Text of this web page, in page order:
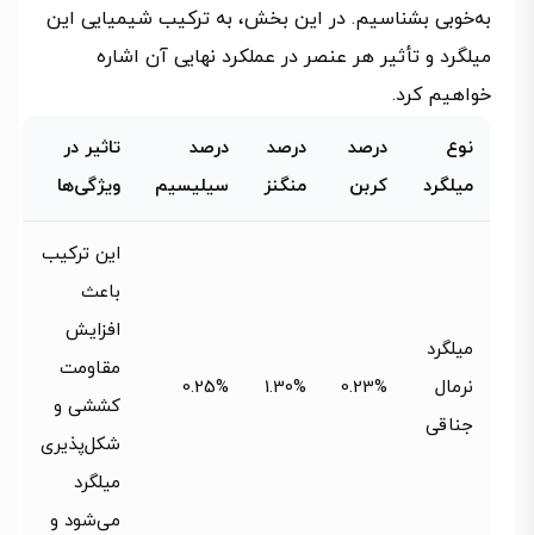
به‌خوبی بشناسیم. در این بخش، به ترکیب شیمیایی این
میلگرد و تأثیر هر عنصر در عملکرد نهایی آن اشاره
خواهیم کرد.
نوع
میلگرد
درصد
کربن
درصد
منگنز
درصد
سیلیسیم
تاثیر در
ویژگی‌ها
میلگرد
نرمال
جناقی
0.23%
1.30%
0.25%
این ترکیب
باعث
افزایش
مقاومت
کششی و
شکل‌پذیری
میلگرد
می‌شود و